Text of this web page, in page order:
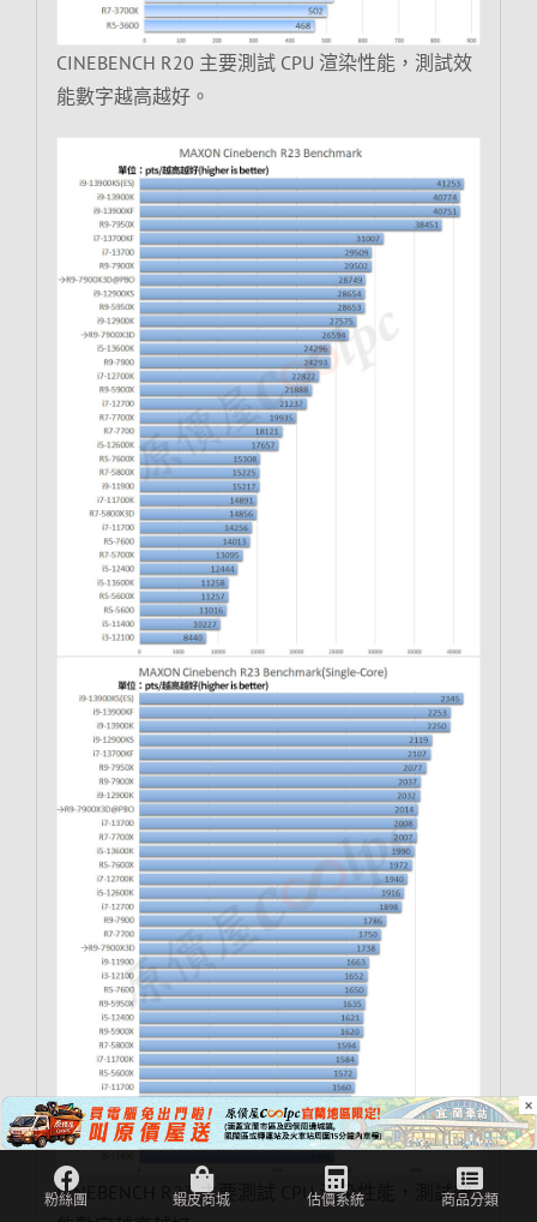
CINEBENCH R20 主要測試 CPU 渲染性能，測試效
能數字越高越好。
CINEBENCH R23 主要測試 CPU 渲染性能，測試效
×